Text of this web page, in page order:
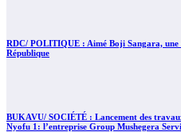
RDC/ POLITIQUE : Aimé Boji Sangara, une
République
BUKAVU/ SOCIÉTÉ : Lancement des
Nyofu 1: l’entreprise Group Mushegera